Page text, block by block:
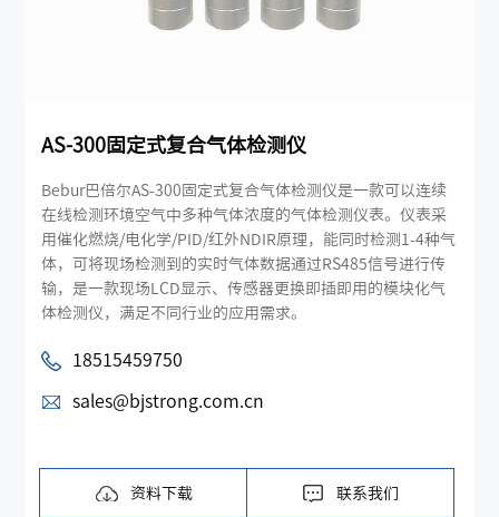
AS-300固定式复合气体检测仪
Bebur巴倍尔AS-300固定式复合气体检测仪是一款可以连续
在线检测环境空气中多种气体浓度的气体检测仪表。仪表采
用催化燃烧/电化学/PID/红外NDIR原理，能同时检测1-4种气
体，可将现场检测到的实时气体数据通过RS485信号进行传
输，是一款现场LCD显示、传感器更换即插即用的模块化气
体检测仪，满足不同行业的应用需求。
18515459750
sales@bjstrong.com.cn
资料下载 联系我们